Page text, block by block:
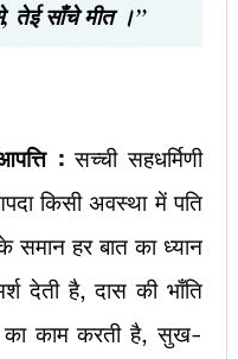
, तेई साँचे मीत ।”
: सच्ची सहधर्मिणी
किसी अवस्था में पति
समान हर बात का ध्यान
देती है, दास की भाँति
काम करती है, सुख-